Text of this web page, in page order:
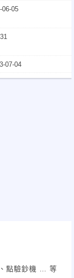
06-05
07-04
點驗鈔機 … 等